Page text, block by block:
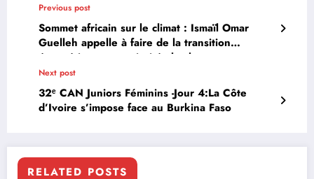
Previous post
Sommet africain sur le climat : Ismaïl Omar
Guelleh appelle à faire de la transition
énergétique une priorité absolue
Next post
32ᵉ CAN Juniors Féminins -Jour 4:La Côte
d’Ivoire s’impose face au Burkina Faso
RELATED POSTS